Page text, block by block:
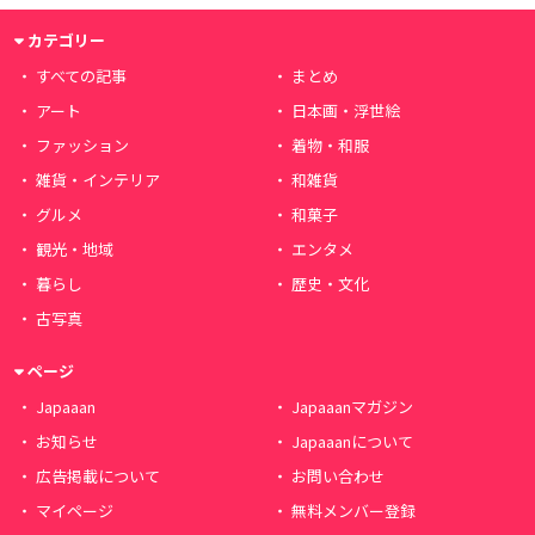
カテゴリー
すべての記事
まとめ
アート
日本画・浮世絵
ファッション
着物・和服
雑貨・インテリア
和雑貨
グルメ
和菓子
観光・地域
エンタメ
暮らし
歴史・文化
古写真
ページ
Japaaan
Japaaanマガジン
お知らせ
Japaaanについて
広告掲載について
お問い合わせ
マイページ
無料メンバー登録